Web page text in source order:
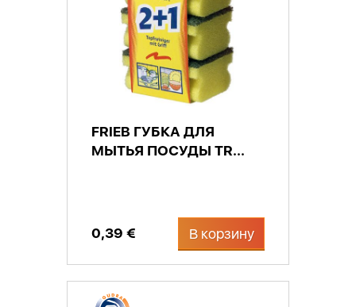
FRIEB ГУБКА ДЛЯ
МЫТЬЯ ПОСУДЫ TR...
0,39 € В корзину